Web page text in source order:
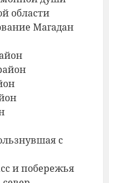
области
Магадан
с
и побережья